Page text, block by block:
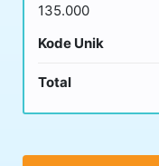
135.000
Kode Unik
Total